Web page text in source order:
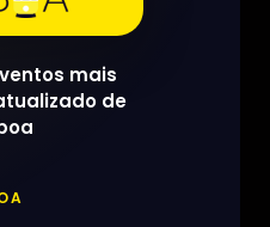
mais
de